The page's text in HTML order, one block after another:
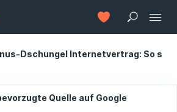
Dschungel Internetvertrag: So
Quelle auf Google